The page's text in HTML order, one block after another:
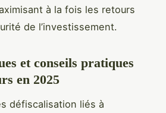
à la fois les retours
de l’investissement.
et conseils pratiques
en 2025
défiscalisation liés à